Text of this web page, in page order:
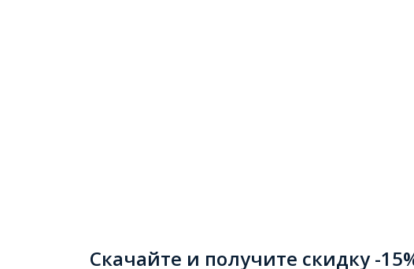
Скачайте и получите скидку -